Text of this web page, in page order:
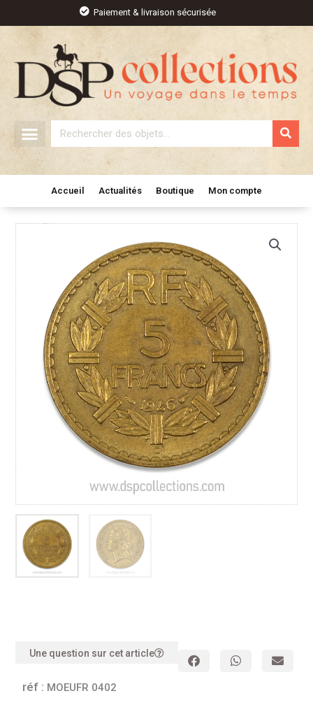
contenu
Paiement & livraison sécurisée
Rechercher
Accueil Actualités Boutique Mon compte
Une question sur cet article
réf : MOEUFR 0402